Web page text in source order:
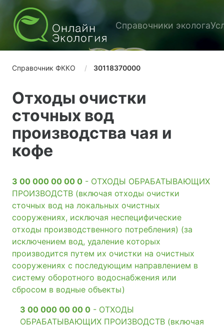
Справочники эколога
Справочник ФККО 30118370000
Отходы очистки
сточных вод
производства чая и
кофе
3 00 000 00 00 0 - ОТХОДЫ ОБРАБАТЫВАЮЩИХ
ПРОИЗВОДСТВ (включая отходы очистки
сточных вод на локальных очистных
сооружениях, исключая неспецифические
отходы производственного потребления) (за
исключением вод, удаление которых
производится путем их очистки на очистных
сооружениях с последующим направлением в
систему оборотного водоснабжения или
сбросом в водные объекты)
3 00 000 00 00 0 - ОТХОДЫ
ОБРАБАТЫВАЮЩИХ ПРОИЗВОДСТВ (включая